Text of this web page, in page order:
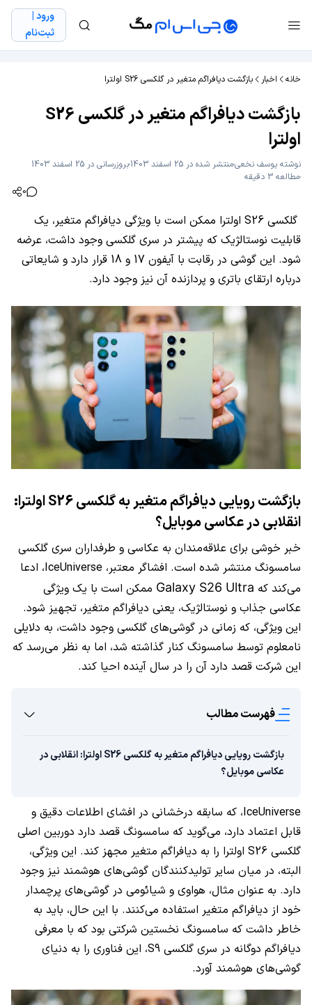
ورود |
ثبت‌نام
خانه اخبار بازگشت دیافراگم متغیر در گلکسی S26 اولترا
بازگشت دیافراگم متغیر در گلکسی S26
اولترا
نوشته یوسف نخعیمنتشر شده در 25 اسفند 1403
بروزرسانی در 25 اسفند 1403
مطالعه 3 دقیقه
0
گلکسی S26 اولترا ممکن است با ویژگی دیافراگم متغیر، یک
قابلیت نوستالژیک که پیشتر در سری گلکسی وجود داشت، عرضه
شود. این گوشی در رقابت با آیفون 17 و 18 قرار دارد و شایعاتی
درباره ارتقای باتری و پردازنده آن نیز وجود دارد.
بازگشت رویایی دیافراگم متغیر به گلکسی S26 اولترا:
انقلابی در عکاسی موبایل؟
خبر خوشی برای علاقه‌مندان به عکاسی و طرفداران سری گلکسی
سامسونگ منتشر شده است. افشاگر معتبر، IceUniverse، ادعا
می‌کند که
Galaxy S26 Ultra
ممکن است با یک ویژگی
عکاسی جذاب و نوستالژیک، یعنی دیافراگم متغیر، تجهیز شود.
این ویژگی، که زمانی در گوشی‌های گلکسی وجود داشت، به دلایلی
نامعلوم توسط سامسونگ کنار گذاشته شد، اما به نظر می‌رسد که
این شرکت قصد دارد آن را در سال آینده احیا کند.
فهرست مطالب
بازگشت رویایی دیافراگم متغیر به گلکسی S26 اولترا: انقلابی در
عکاسی موبایل؟
IceUniverse، که سابقه درخشانی در افشای اطلاعات دقیق و
قابل اعتماد دارد، می‌گوید که سامسونگ قصد دارد دوربین اصلی
گلکسی S26 اولترا را به دیافراگم متغیر مجهز کند. این ویژگی،
البته، در میان سایر تولیدکنندگان گوشی‌های هوشمند نیز وجود
دارد. به عنوان مثال، هواوی و شیائومی در گوشی‌های پرچمدار
خود از دیافراگم متغیر استفاده می‌کنند. با این حال، باید به
خاطر داشت که سامسونگ نخستین شرکتی بود که با معرفی
دیافراگم دوگانه در سری گلکسی S9، این فناوری را به دنیای
گوشی‌های هوشمند آورد.